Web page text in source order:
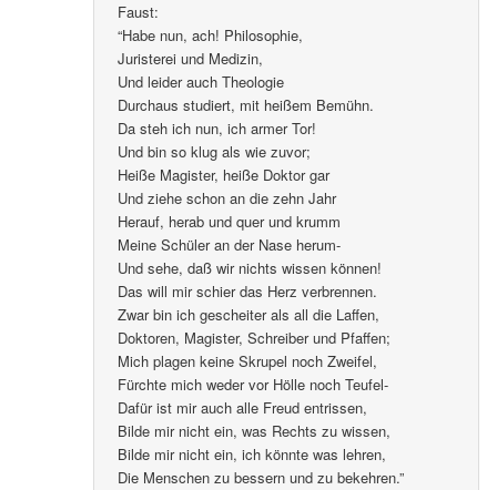
Faust:
“Habe nun, ach! Philosophie,
Juristerei und Medizin,
Und leider auch Theologie
Durchaus studiert, mit heißem Bemühn.
Da steh ich nun, ich armer Tor!
Und bin so klug als wie zuvor;
Heiße Magister, heiße Doktor gar
Und ziehe schon an die zehn Jahr
Herauf, herab und quer und krumm
Meine Schüler an der Nase herum-
Und sehe, daß wir nichts wissen können!
Das will mir schier das Herz verbrennen.
Zwar bin ich gescheiter als all die Laffen,
Doktoren, Magister, Schreiber und Pfaffen;
Mich plagen keine Skrupel noch Zweifel,
Fürchte mich weder vor Hölle noch Teufel-
Dafür ist mir auch alle Freud entrissen,
Bilde mir nicht ein, was Rechts zu wissen,
Bilde mir nicht ein, ich könnte was lehren,
Die Menschen zu bessern und zu bekehren.”